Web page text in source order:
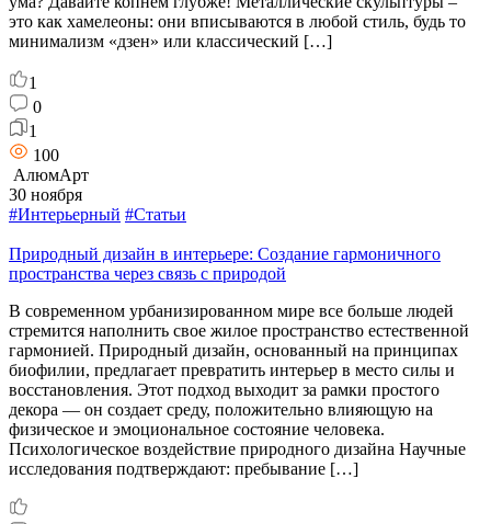
это как хамелеоны: они вписываются в любой стиль, будь то
минимализм «дзен» или классический […]
1
0
1
100
АлюмАрт
30 ноября
#Интерьерный #Статьи
Природный дизайн в интерьере: Создание гармоничного
пространства через связь с природой
В современном урбанизированном мире все больше людей
стремится наполнить свое жилое пространство естественной
гармонией. Природный дизайн, основанный на принципах
биофилии, предлагает превратить интерьер в место силы и
восстановления. Этот подход выходит за рамки простого
декора — он создает среду, положительно влияющую на
физическое и эмоциональное состояние человека.
Психологическое воздействие природного дизайна Научные
исследования подтверждают: пребывание […]